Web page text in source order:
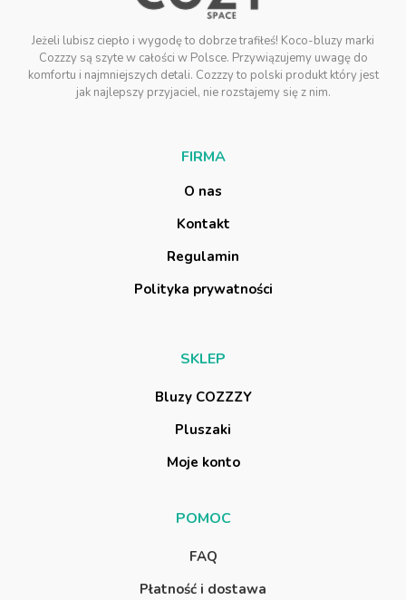
Jeżeli lubisz ciepło i wygodę to dobrze trafiłeś! Koco-bluzy marki
Cozzzy są szyte w całości w Polsce. Przywiązujemy uwagę do
komfortu i najmniejszych detali. Cozzzy to polski produkt który jest
jak najlepszy przyjaciel, nie rozstajemy się z nim.
FIRMA
O nas
Kontakt
Regulamin
Polityka prywatności
SKLEP
Bluzy COZZZY
Pluszaki
Moje konto
POMOC
FAQ
Płatność i dostawa